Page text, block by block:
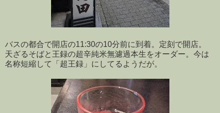
バスの都合で開店の11:30の10分前に到着。定刻で開店。
天ざるそばと王録の超辛純米無濾過本生をオーダー。今は
名称短縮して「超王録」にしてるようだが。